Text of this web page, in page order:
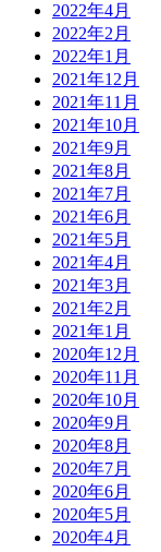
2022年4月
2022年2月
2022年1月
2021年12月
2021年11月
2021年10月
2021年9月
2021年8月
2021年7月
2021年6月
2021年5月
2021年4月
2021年3月
2021年2月
2021年1月
2020年12月
2020年11月
2020年10月
2020年9月
2020年8月
2020年7月
2020年6月
2020年5月
2020年4月